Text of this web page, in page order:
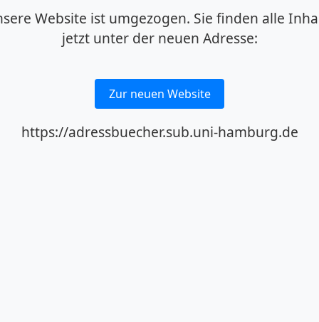
Website ist umgezogen. Sie finden alle
jetzt unter der neuen Adresse:
Zur neuen Website
https://adressbuecher.sub.uni-hamburg.de